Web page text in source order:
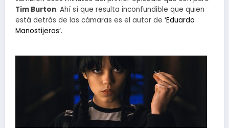
Tim Burton. Ahí sí que resulta inconfundible que quien
está detrás de las cámaras es el autor de ‘Eduardo
Manostijeras’.